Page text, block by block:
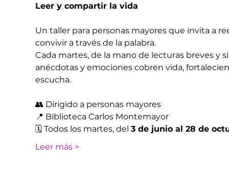
Leer y compartir la vida
Un taller para personas mayores que invita a
convivir a través de la palabra.
Cada martes, de la mano de lecturas breves y
anécdotas y emociones cobren vida,
escucha.
👥 Dirigido a personas mayores
📍 Biblioteca Carlos Montemayor
🗓 Todos los martes, del 3 de junio al 28 de
Leer más >